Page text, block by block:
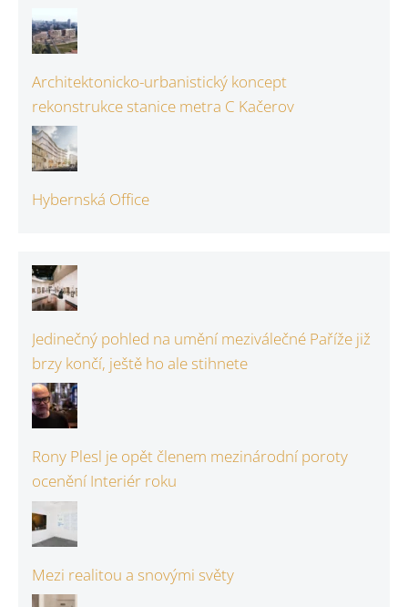
Architektonicko-urbanistický koncept
rekonstrukce stanice metra C Kačerov
Hybernská Office
Jedinečný pohled na umění meziválečné Paříže již
brzy končí, ještě ho ale stihnete
Rony Plesl je opět členem mezinárodní poroty
ocenění Interiér roku
Mezi realitou a snovými světy